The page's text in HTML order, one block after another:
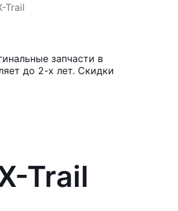
Trail
запчасти в
до 2-х лет. Скидки
Trail